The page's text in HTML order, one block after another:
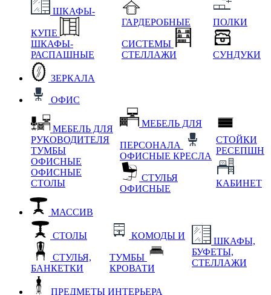
ШКАФЫ-
КУПЕ
ШКАФЫ-
РАСПАШНЫЕ
ГАРДЕРОБНЫЕ
СИСТЕМЫ
СТЕЛЛАЖИ
ПОЛКИ
СУНДУКИ
ЗЕРКАЛА
ОФИС
МЕБЕЛЬ ДЛЯ
РУКОВОДИТЕЛЯ
ТУМБЫ
ОФИСНЫЕ
ОФИСНЫЕ
СТОЛЫ
МЕБЕЛЬ ДЛЯ
ПЕРСОНАЛА
ОФИСНЫЕ КРЕСЛА
СТУЛЬЯ
ОФИСНЫЕ
СТОЙКИ
РЕСЕПШН
КАБИНЕТ
МАССИВ
СТОЛЫ
СТУЛЬЯ,
БАНКЕТКИ
КОМОДЫ И
ТУМБЫ
КРОВАТИ
ШКАФЫ,
БУФЕТЫ,
СТЕЛЛАЖИ
ПРЕДМЕТЫ ИНТЕРЬЕРА